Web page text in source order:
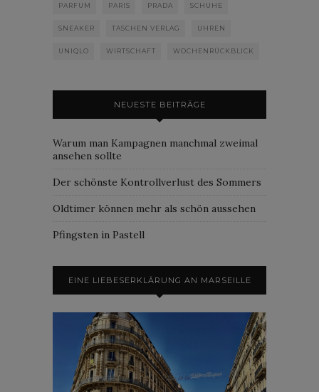
PARFUM PARIS PRADA SCHUHE
SNEAKER TASCHEN VERLAG UHREN
UNIQLO WIRTSCHAFT WOCHENRÜCKBLICK
NEUESTE BEITRÄGE
Warum man Kampagnen manchmal zweimal
ansehen sollte
Der schönste Kontrollverlust des Sommers
Oldtimer können mehr als schön aussehen
Pfingsten in Pastell
EINE LIEBESERKLÄRUNG AN MARSEILLE